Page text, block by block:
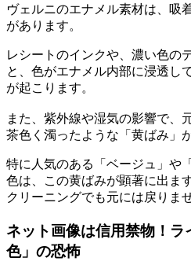
ヴェルニのエナメル素材は、吸
があります。
レシートのインクや、濃い色の
と、色がエナメル内部に浸透し
が起こります。
また、紫外線や湿気の影響で、
茶色く濁ったような「黄ばみ」
特に人気のある「ベージュ」や
色は、この黄ばみが顕著に出ま
クリーニングでも元には戻りませ
ネット画像は信用禁物！ラ
色」の恐怖